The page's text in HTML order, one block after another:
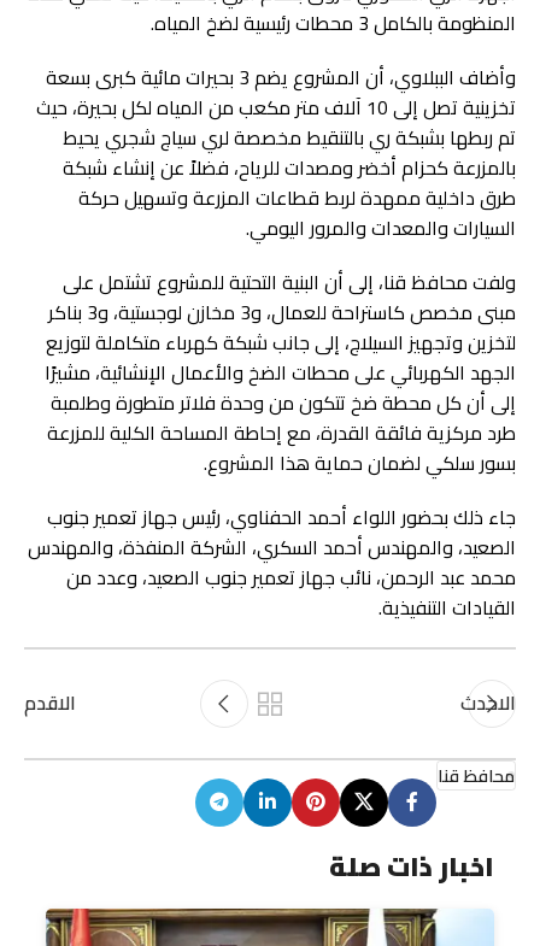
المنظومة بالكامل 3 محطات رئيسية لضخ المياه.
وأضاف الببلاوي، أن المشروع يضم 3 بحيرات مائية كبرى بسعة
تخزينية تصل إلى 10 آلاف متر مكعب من المياه لكل بحيرة، حيث
تم ربطها بشبكة ري بالتنقيط مخصصة لري سياج شجري يحيط
بالمزرعة كحزام أخضر ومصدات للرياح، فضلاً عن إنشاء شبكة
طرق داخلية ممهدة لربط قطاعات المزرعة وتسهيل حركة
السيارات والمعدات والمرور اليومي.
ولفت محافظ قنا، إلى أن البنية التحتية للمشروع تشتمل على
مبنى مخصص كاستراحة للعمال، و3 مخازن لوجستية، و3 بناكر
لتخزين وتجهيز السيلاج، إلى جانب شبكة كهرباء متكاملة لتوزيع
الجهد الكهربائي على محطات الضخ والأعمال الإنشائية، مشيرًا
إلى أن كل محطة ضخ تتكون من وحدة فلاتر متطورة وطلمبة
طرد مركزية فائقة القدرة، مع إحاطة المساحة الكلية للمزرعة
بسور سلكي لضمان حماية هذا المشروع.
جاء ذلك بحضور اللواء أحمد الحفناوي، رئيس جهاز تعمير جنوب
الصعيد، والمهندس أحمد السكري، الشركة المنفذة، والمهندس
محمد عبد الرحمن، نائب جهاز تعمير جنوب الصعيد، وعدد من
القيادات التنفيذية.
الاحدث الاقدم
محافظ قنا
اخبار ذات صلة